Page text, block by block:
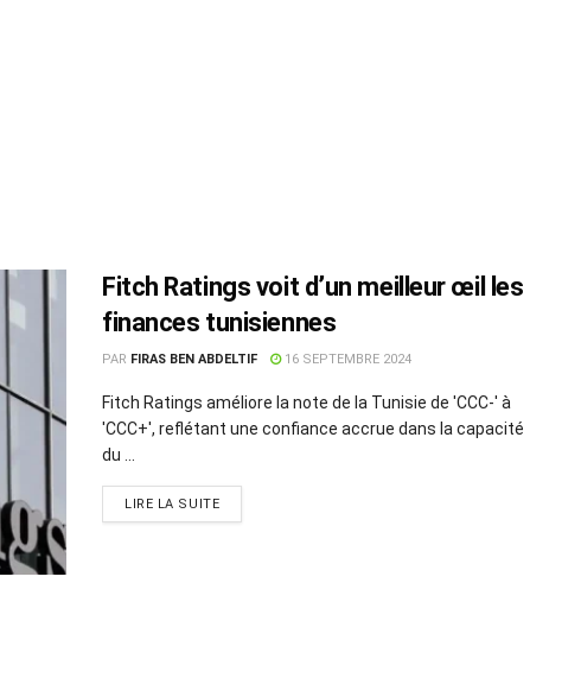
Fitch Ratings voit d’un meilleur œil les
finances tunisiennes
PAR FIRAS BEN ABDELTIF 16 SEPTEMBRE 2024
Fitch Ratings améliore la note de la Tunisie de 'CCC-' à
'CCC+', reflétant une confiance accrue dans la capacité
du ...
LIRE LA SUITE